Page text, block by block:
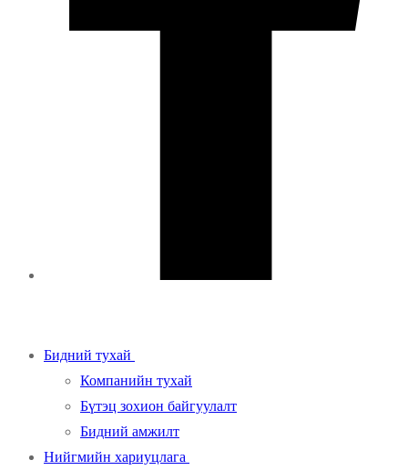
Бидний тухай
Компанийн тухай
Бүтэц зохион байгуулалт
Бидний амжилт
Нийгмийн хариуцлага